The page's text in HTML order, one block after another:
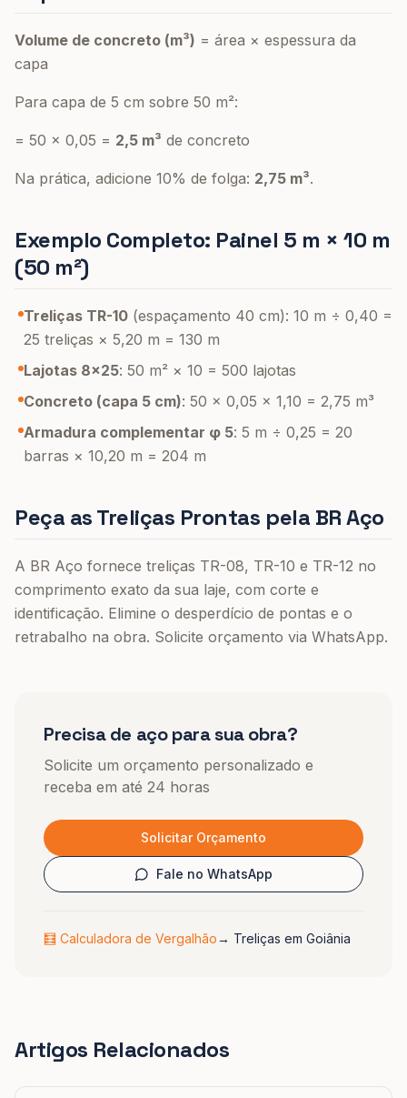
Volume de concreto (m³) = área × espessura da
capa
Para capa de 5 cm sobre 50 m²:
= 50 × 0,05 = 2,5 m³ de concreto
Na prática, adicione 10% de folga: 2,75 m³.
Exemplo Completo: Painel 5 m × 10 m
(50 m²)
Treliças TR-10 (espaçamento 40 cm): 10 m ÷ 0,40 =
25 treliças × 5,20 m = 130 m
Lajotas 8×25: 50 m² × 10 = 500 lajotas
Concreto (capa 5 cm): 50 × 0,05 × 1,10 = 2,75 m³
Armadura complementar φ 5: 5 m ÷ 0,25 = 20
barras × 10,20 m = 204 m
Peça as Treliças Prontas pela BR Aço
A BR Aço fornece treliças TR-08, TR-10 e TR-12 no
comprimento exato da sua laje, com corte e
identificação. Elimine o desperdício de pontas e o
retrabalho na obra. Solicite orçamento via WhatsApp.
Precisa de aço para sua obra?
Solicite um orçamento personalizado e
receba em até 24 horas
Solicitar Orçamento
Fale no WhatsApp
🧮 Calculadora de Vergalhão→ Treliças em Goiânia
Artigos Relacionados